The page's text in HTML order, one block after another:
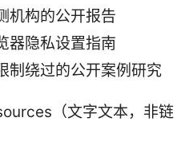
机构的公开报告
器隐私设置指南
制绕过的公开案例研究
（文字文本，非链